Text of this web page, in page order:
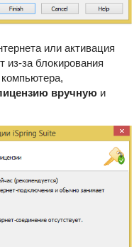
или активация
из-за блокирования
вручнуюи